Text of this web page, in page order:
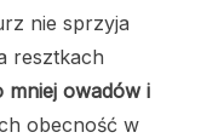
nie sprzyja
resztkach
owadów i
obecność w